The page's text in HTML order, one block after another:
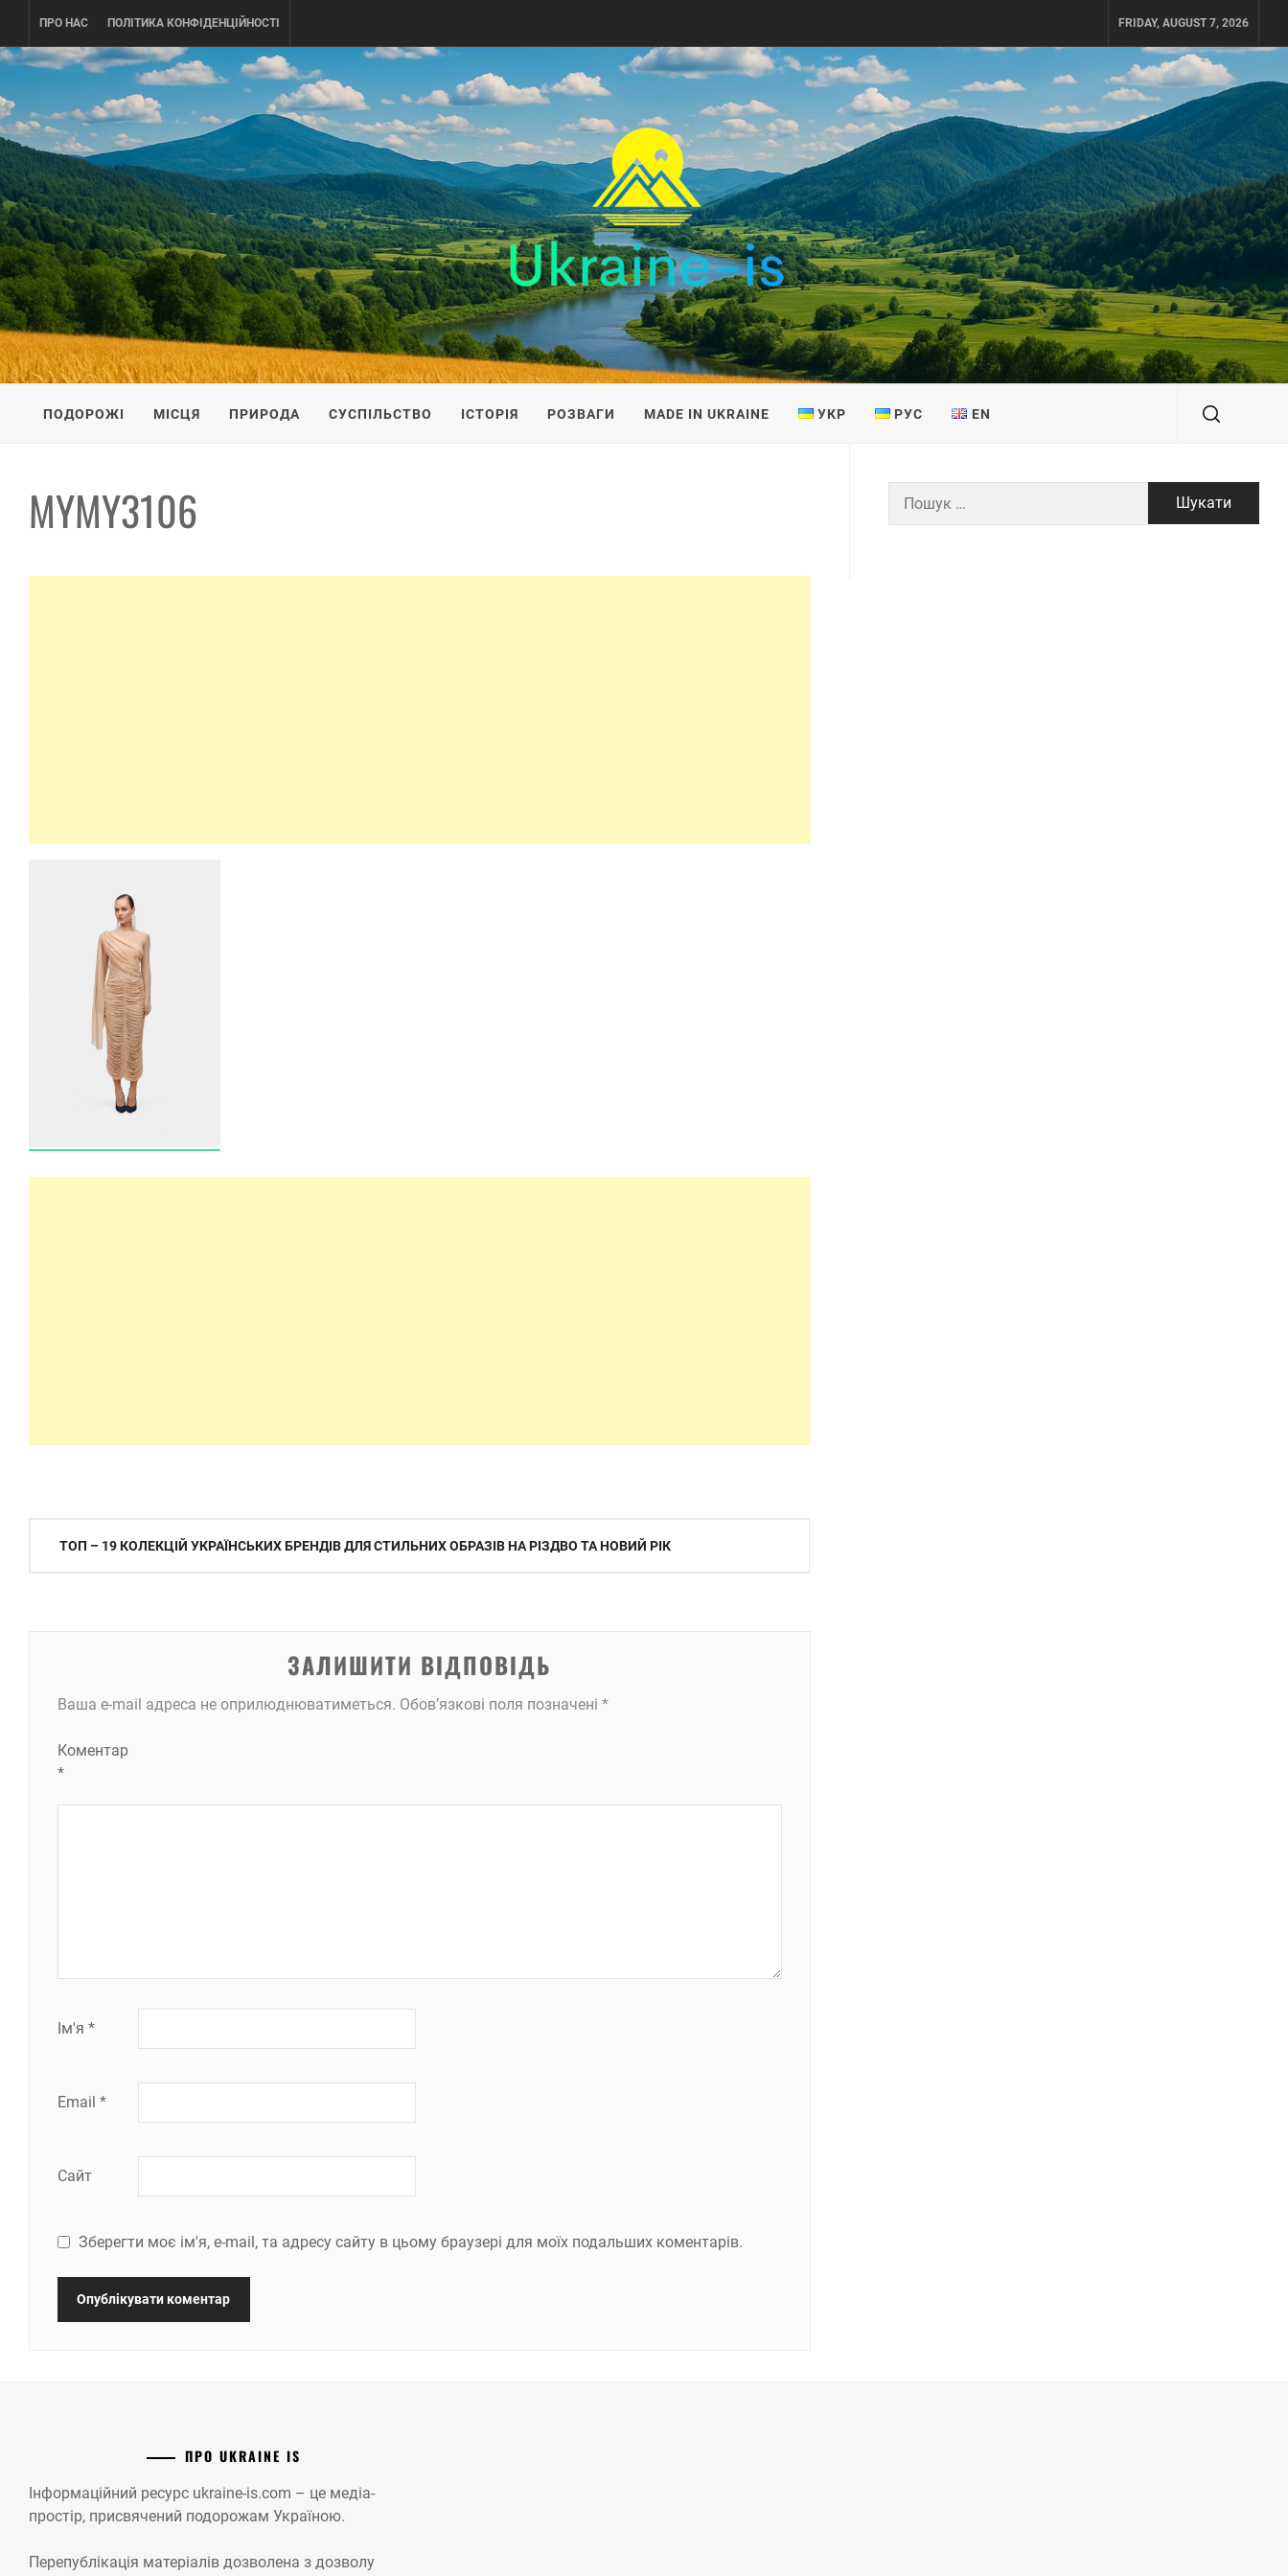
content
ПРО НАС ПОЛІТИКА КОНФІДЕНЦІЙНОСТІ FRIDAY, AUGUST 7, 2026
UKRAINE-IS
ПОДОРОЖI ПО УКРАЇНІ
ПОДОРОЖІ МІСЦЯ ПРИРОДА СУСПІЛЬСТВО ІСТОРІЯ РОЗВАГИ MADE IN UKRAINE УКР РУС EN
MYMY3106
Навігація
ТОП – 19 КОЛЕКЦІЙ УКРАЇНСЬКИХ БРЕНДІВ ДЛЯ СТИЛЬНИХ ОБРАЗІВ НА РІЗДВО ТА НОВИЙ РІК
ЗАЛИШИТИ ВІДПОВІДЬ
Ваша e-mail адреса не оприлюднюватиметься. Обов’язкові поля позначені *
Коментар
*
Ім'я *
Email *
Сайт
Зберегти моє ім'я, e-mail, та адресу сайту в цьому браузері для моїх подальших коментарів.
ПРО UKRAINE IS
Інформаційний ресурс ukraine-is.com – це медіа-
простір, присвячений подорожам Україною.
Перепублікація матеріалів дозволена з дозволу